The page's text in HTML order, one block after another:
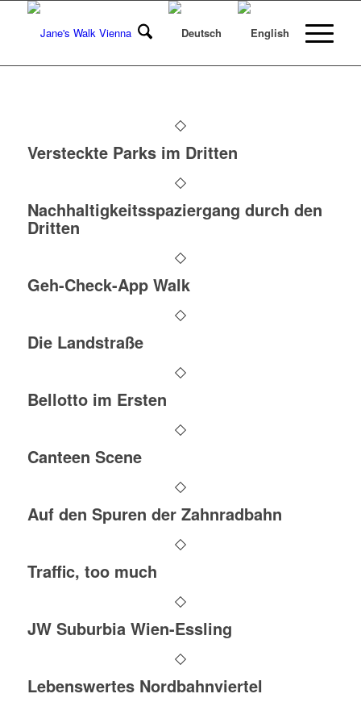
Versteckte Parks im Dritten
Nachhaltigkeitsspaziergang durch den
Dritten
Geh-Check-App Walk
Die Landstraße
Bellotto im Ersten
Canteen Scene
Auf den Spuren der Zahnradbahn
Traffic, too much
JW Suburbia Wien-Essling
Lebenswertes Nordbahnviertel